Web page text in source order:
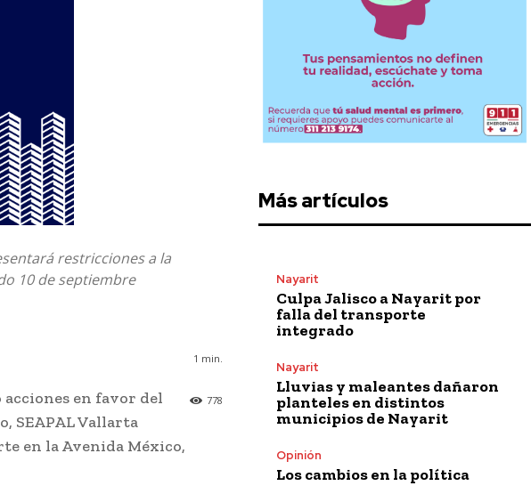
restricciones a la
10 de septiembre
1 min.
778
en favor del
SEAPAL Vallarta
en la Avenida México,
Más artículos
Nayarit
Culpa Jalisco a Nayarit por
falla del transporte
integrado
Nayarit
Lluvias y maleantes dañaron
planteles en distintos
municipios de Nayarit
Opinión
Los cambios en la política